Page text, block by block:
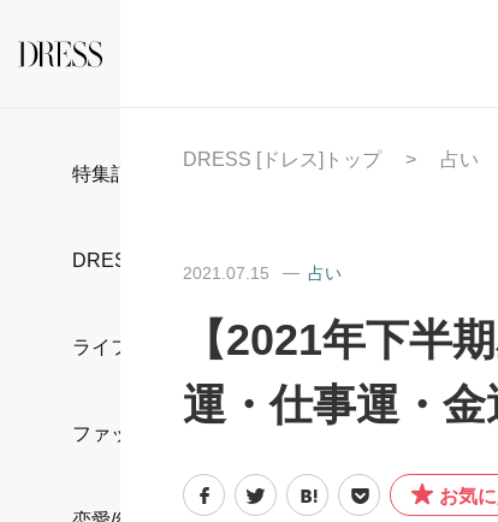
特集記事
DRESS部活
ライフスタイル
ファッション
DRESS [ドレス]トップ 占い
2021.07.15 占い
【2021年下半
運・仕事運・
お気